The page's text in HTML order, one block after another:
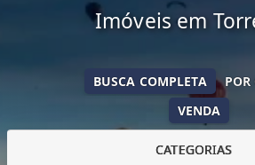
Imóveis em
VENDA
BUSCA COMPLETA
CATEGORIAS